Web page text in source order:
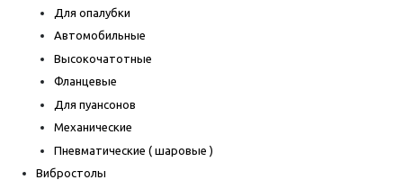
Для опалубки
Автомобильные
Высокочатотные
Фланцевые
Для пуансонов
Механические
Пневматические ( шаровые )
Вибростолы